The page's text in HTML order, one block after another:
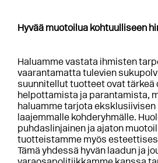
Hyvää muotoilua kohtuulliseen
Haluamme vastata ihmisten
vaarantamatta tulevien
suunnitellut tuotteet ovat tärkeä
helpottamista ja parantamista,
haluamme tarjota
laajemmalle kohderyhmälle.
puhdaslinjainen ja ajaton
tuotteistamme myös
Tämä yhdessä hyvän laadun ja